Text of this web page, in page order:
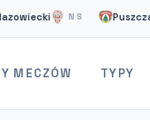
NS Puszcza
MECZÓW TYPY